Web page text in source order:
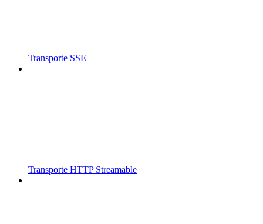
Transporte SSE
Transporte HTTP Streamable